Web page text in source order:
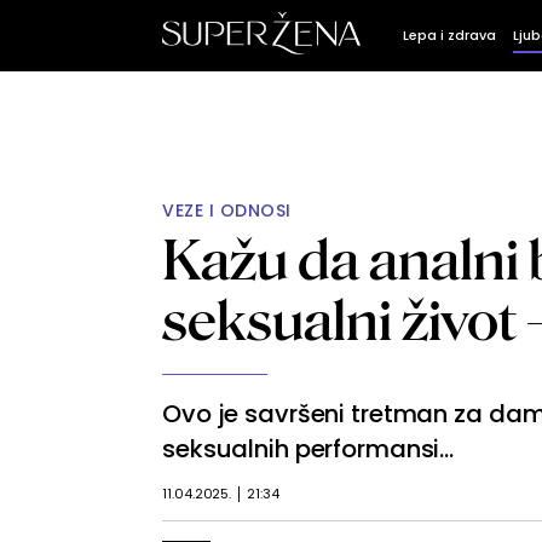
Lepa i zdrava
VEZE I ODNOSI
Kažu da analni
seksualni život
Ovo je savršeni tretman za
seksualnih performansi...
11.04.2025. 21:34